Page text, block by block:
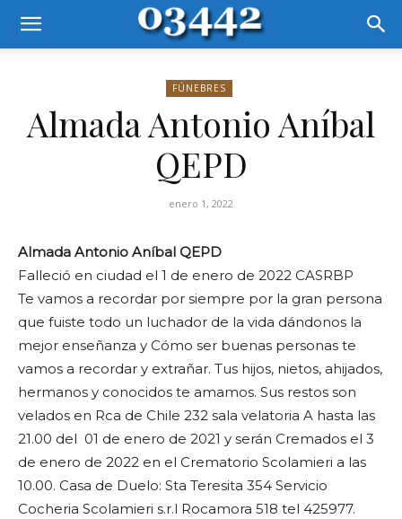
FÚNEBRES
Almada Antonio Aníbal
QEPD
enero 1, 2022
Almada Antonio Aníbal QEPD
Falleció en ciudad el 1 de enero de 2022 CASRBP
Te vamos a recordar por siempre por la gran persona
que fuiste todo un luchador de la vida dándonos la
mejor enseñanza y Cómo ser buenas personas te
vamos a recordar y extrañar. Tus hijos, nietos, ahijados,
hermanos y conocidos te amamos. Sus restos son
velados en Rca de Chile 232 sala velatoria A hasta las
21.00 del 01 de enero de 2021 y serán Cremados el 3
de enero de 2022 en el Crematorio Scolamieri a las
10.00. Casa de Duelo: Sta Teresita 354 Servicio
Cocheria Scolamieri s.r.l Rocamora 518 tel 425977.